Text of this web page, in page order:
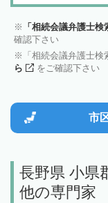
「相続会議弁護士
確認下さい
「相続会議弁護士
ら
をご確認下さい
市
長野県 小県
他の専門家